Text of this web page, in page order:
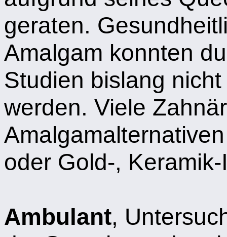
geraten.
Amalgam konnten
Studien bislang
werden. Viele
oder Gold-,
Ambulant,